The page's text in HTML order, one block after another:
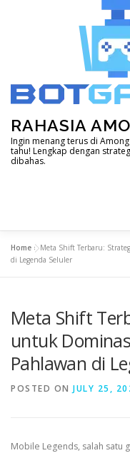
RAHASIA
Ingin menang terus di
tahu! Lengkap dengan
dibahas.
HOME
LAIN – LAIN
VALORANT
Home »Meta Shift Terbaru:
di Legenda Seluler
Meta Shift
untuk
Pahlawan di
POSTED ON JULY 25,
Mobile Legends, salah satu